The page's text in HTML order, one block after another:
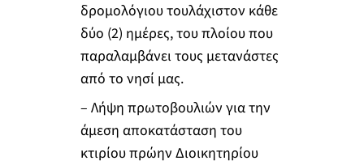
δρομολόγιου τουλάχιστον κάθε
δύο (2) ημέρες, του πλοίου που
παραλαμβάνει τους μετανάστες
από το νησί μας.
– Λήψη πρωτοβουλιών για την
άμεση αποκατάσταση του
κτιρίου πρώην Διοικητηρίου